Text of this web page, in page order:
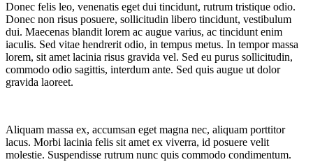
Donec felis leo, venenatis eget dui tincidunt, rutrum tristique odio.
Donec non risus posuere, sollicitudin libero tincidunt, vestibulum
dui. Maecenas blandit lorem ac augue varius, ac tincidunt enim
iaculis. Sed vitae hendrerit odio, in tempus metus. In tempor massa
lorem, sit amet lacinia risus gravida vel. Sed eu purus sollicitudin,
commodo odio sagittis, interdum ante. Sed quis augue ut dolor
gravida laoreet.
Aliquam massa ex, accumsan eget magna nec, aliquam porttitor
lacus. Morbi lacinia felis sit amet ex viverra, id posuere velit
molestie. Suspendisse rutrum nunc quis commodo condimentum.